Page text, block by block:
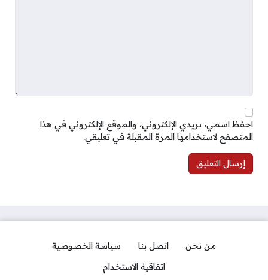
احفظ اسمي، بريدي الإلكتروني، والموقع الإلكتروني في هذا
المتصفح لاستخدامها المرة المقبلة في تعليقي.
من نحن اتصل بنا
سياسة الخصوصية
اتفاقية الاستخدام